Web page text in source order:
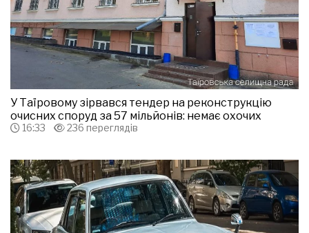
У Таїровому зірвався тендер на реконструкцію
очисних споруд за 57 мільйонів: немає охочих
16:33 236 переглядів